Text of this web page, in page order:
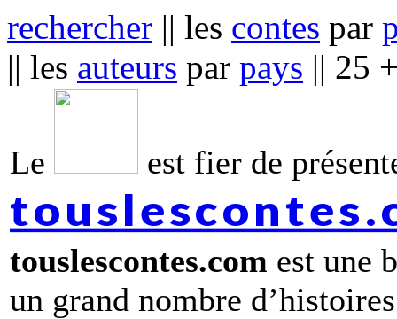
rechercher || les contes par
|| les auteurs par pays || 25
Le est fier de
touslescontes.com est une
un grand nombre